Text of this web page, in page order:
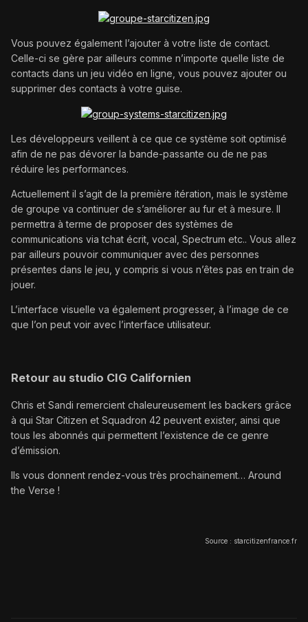
Vous pouvez également l’ajouter à votre liste de contact.
Celle-ci se gère par ailleurs comme n’importe quelle liste de
contacts dans un jeu vidéo en ligne, vous pouvez ajouter ou
supprimer des contacts à votre guise.
Les développeurs veillent à ce que ce système soit optimisé
afin de ne pas dévorer la bande-passante ou de ne pas
réduire les performances.
Actuellement il s’agit de la première itération, mais le système
de groupe va continuer de s’améliorer au fur et à mesure. Il
permettra à terme de proposer des systèmes de
communications via tchat écrit, vocal, Spectrum etc.. Vous allez
par ailleurs pouvoir communiquer avec des personnes
présentes dans le jeu, y compris si vous n’êtes pas en train de
jouer.
L’interface visuelle va également progresser, à l’image de ce
que l’on peut voir avec l’interface utilisateur.
Retour au studio CIG Californien
Chris et Sandi remercient chaleureusement les backers grâce
à qui Star Citizen et Squadron 42 peuvent exister, ainsi que
tous les abonnés qui permettent l’existence de ce genre
d’émission.
Ils vous donnent rendez-vous très prochainement… Around
the Verse !
Source : starcitizenfrance.fr